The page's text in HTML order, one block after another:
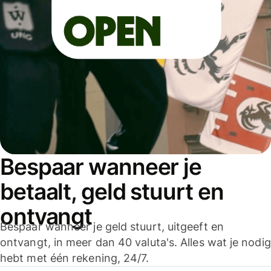
Bespaar wanneer je
betaalt, geld stuurt en
ontvangt
Bespaar wanneer je geld stuurt, uitgeeft en
ontvangt, in meer dan 40 valuta's. Alles wat je nodig
hebt met één rekening, 24/7.